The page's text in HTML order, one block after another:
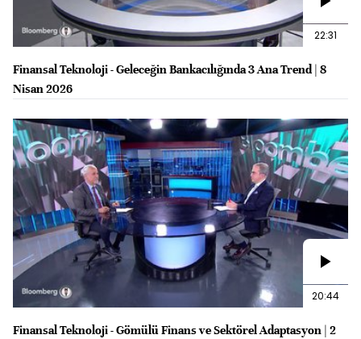
22:31
Finansal Teknoloji - Geleceğin Bankacılığında 3 Ana Trend | 8
Nisan 2026
20:44
Finansal Teknoloji - Gömülü Finans ve Sektörel Adaptasyon | 2